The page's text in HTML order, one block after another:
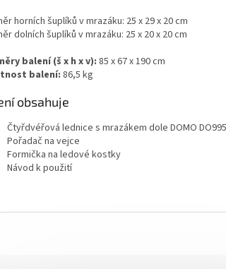
horních šuplíků v mrazáku: 25 x 29 x 20 cm
dolních šuplíků v mrazáku: 25 x 20 x 20 cm
balení (š x h x v): 85 x 67 x 190 cm
balení: 86,5 kg
obsahuje
Čtyřdvéřová lednice s mrazákem dole DOMO
Pořadač na vejce
Formička na ledové kostky
Návod k použití